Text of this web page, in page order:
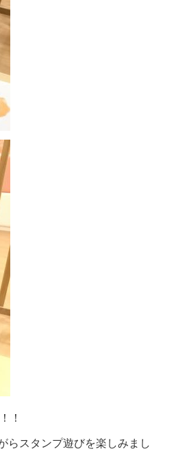
！
らスタンプ遊びを楽しみまし